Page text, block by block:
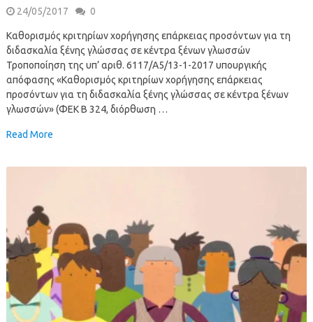
24/05/2017 0
Καθορισμός κριτηρίων χορήγησης επάρκειας προσόντων για τη
διδασκαλία ξένης γλώσσας σε κέντρα ξένων γλωσσών
Τροποποίηση της υπ’ αριθ. 6117/Α5/13-1-2017 υπουργικής
απόφασης «Καθορισμός κριτηρίων χορήγησης επάρκειας
προσόντων για τη διδασκαλία ξένης γλώσσας σε κέντρα ξένων
γλωσσών» (ΦΕΚ Β 324, διόρθωση …
Read More